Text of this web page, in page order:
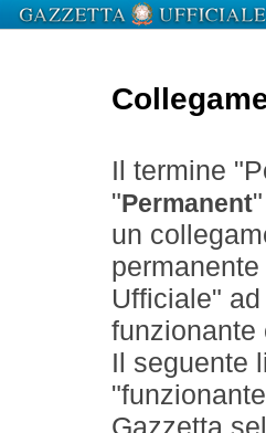
Il termine
" Permanent
un
Ufficiale"
funzionante
Il seguente
Gazzetta